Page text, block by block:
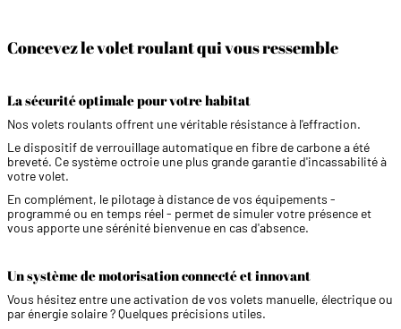
Concevez le volet roulant qui vous ressemble
La sécurité optimale pour votre habitat
Nos volets roulants offrent une véritable résistance à l'effraction.
Le dispositif de verrouillage automatique en fibre de carbone a été
breveté. Ce système octroie une plus grande garantie d'incassabilité à
votre volet.
En complément, le pilotage à distance de vos équipements -
programmé ou en temps réel - permet de simuler votre présence et
vous apporte une sérénité bienvenue en cas d'absence.
Un système de motorisation connecté et innovant
Vous hésitez entre une activation de vos volets manuelle, électrique ou
par énergie solaire ? Quelques précisions utiles.